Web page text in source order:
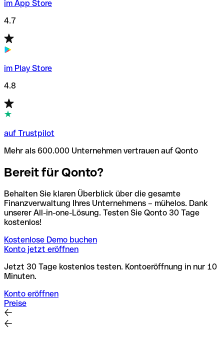
im App Store
4.7
im Play Store
4.8
auf Trustpilot
Mehr als 600.000 Unternehmen vertrauen auf Qonto
Bereit für Qonto?
Behalten Sie klaren Überblick über die gesamte
Finanzverwaltung Ihres Unternehmens – mühelos. Dank
unserer All-in-one-Lösung. Testen Sie Qonto 30 Tage
kostenlos!
Kostenlose Demo buchen
Konto jetzt eröffnen
Jetzt 30 Tage kostenlos testen. Kontoeröffnung in nur 10
Minuten.
Konto eröffnen
Preise